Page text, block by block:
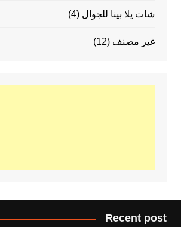
شات يلا بينا للجوال (4)
غير مصنف (12)
Recent post